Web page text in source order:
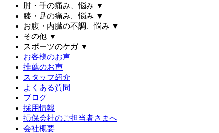
肘・手の痛み、悩み ▼
膝・足の痛み、悩み ▼
お腹・内臓の不調、悩み ▼
その他 ▼
スポーツのケガ ▼
お客様のお声
推薦のお声
スタッフ紹介
よくある質問
ブログ
採用情報
損保会社のご担当者さまへ
会社概要